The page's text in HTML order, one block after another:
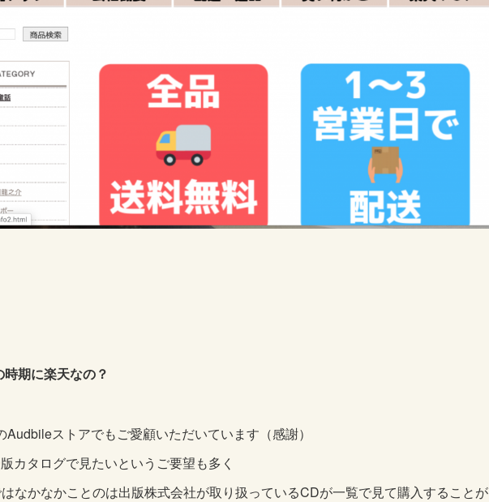
期に楽天なの？
Audbileストアでもご愛顧いただいています（感謝）
版カタログで見たいというご要望も多く
なかなかことのは出版株式会社が取り扱っているCDが一覧で見て購入することが